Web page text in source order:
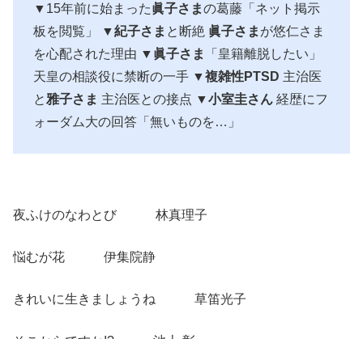
▼15年前に始まった眞子さまの葛藤「ネット掲示
板を閲覧」 ▼紀子さま と断絶 眞子さま が悠仁さま
を心配された理由 ▼ 眞子さま
「皇籍離脱したい」
天皇の相談役に禁断の一手 ▼複雑性PTSD 主治医
と雅子さま 主治医との接点 ▼小室圭さん 経歴にフ
ォーダム大の回答「無いものを…」
夜ふけのなわとび 林真理子
悩むが花 伊集院静
きれいに生きましょうね 草笛光子